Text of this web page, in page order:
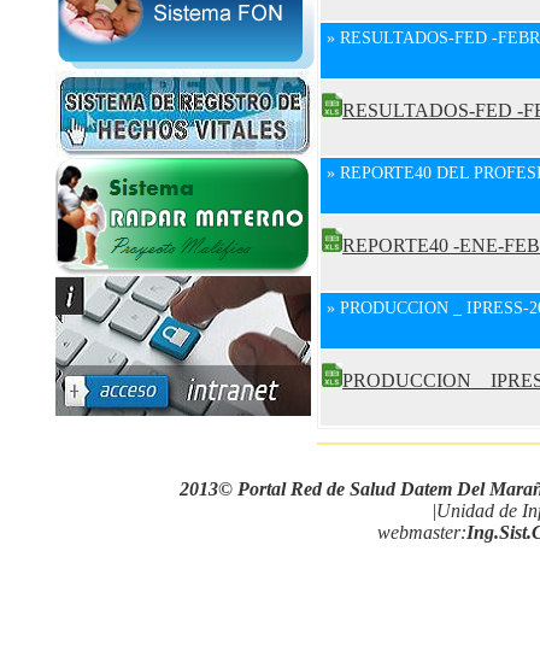
» RESULTADOS-FED -
RESULTADOS-FED -
» REPORTE40 DEL
REPORTE40 -ENE-
» PRODUCCION _ IPRESS-
PRODUCCION _
2013© Portal Red de Salud Datem Del
|Unidad de
webmaster: